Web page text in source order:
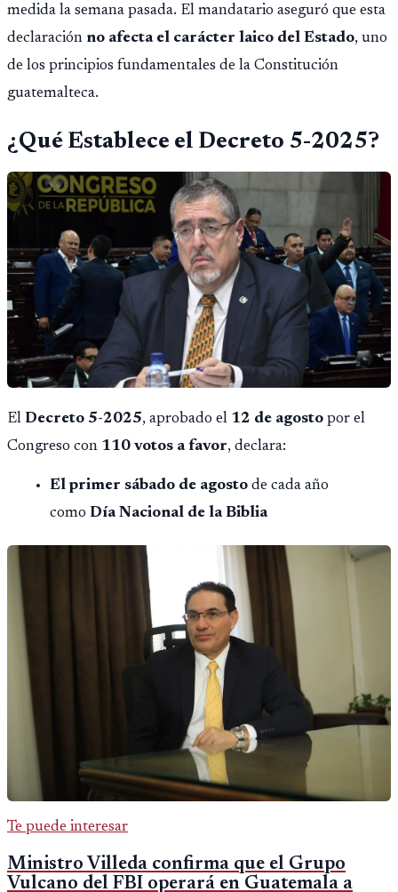
medida la semana pasada. El mandatario aseguró que esta
declaración no afecta el carácter laico del Estado, uno
de los principios fundamentales de la Constitución
guatemalteca.
¿Qué Establece el Decreto 5-2025?
El Decreto 5-2025, aprobado el 12 de agosto por el
Congreso con 110 votos a favor, declara:
El primer sábado de agosto de cada año
como Día Nacional de la Biblia
Te puede interesar
Ministro Villeda confirma que el Grupo
Vulcano del FBI operará en Guatemala a